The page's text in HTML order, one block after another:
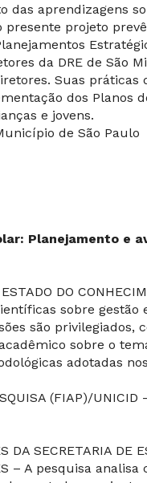
das aprendizagens
projeto
da DRE de São
Suas práticas
dos Planos
e jovens.
de São Paulo
Planejamento e
DO
sobre gestão
são privilegiados,
sobre o
adotadas
(FIAP)/UNICID
DA SECRETARIA DE
– A pesquisa